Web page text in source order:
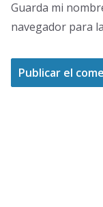
Guarda mi
navegador para